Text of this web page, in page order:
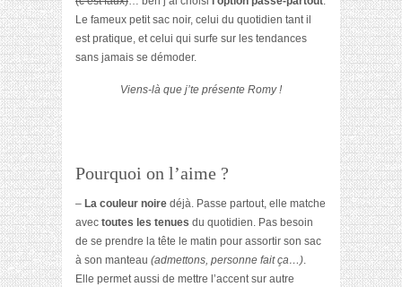
Le fameux petit sac noir, celui du quotidien tant il
est pratique, et celui qui surfe sur les tendances
sans jamais se démoder.
Viens-là que j’te présente Romy !
Pourquoi on l’aime ?
– La couleur noire déjà. Passe partout, elle matche
avec toutes les tenues du quotidien. Pas besoin
de se prendre la tête le matin pour assortir son sac
à son manteau (admettons, personne fait ça…).
Elle permet aussi de mettre l’accent sur autre